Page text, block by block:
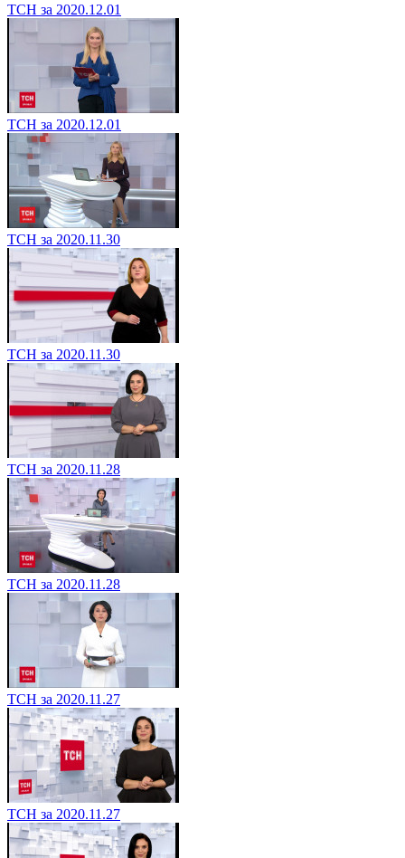
ТСН за 2020.12.01
ТСН за 2020.12.01
ТСН за 2020.11.30
ТСН за 2020.11.30
ТСН за 2020.11.28
ТСН за 2020.11.28
ТСН за 2020.11.27
ТСН за 2020.11.27